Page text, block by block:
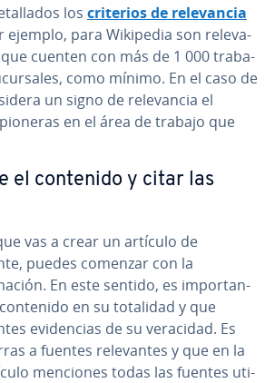
los criterios de re­le­va­n­cia
ejemplo, para Wikipedia son re­le­va­
cuenten con más de 1 000 tra­ba­
como mínimo. En el caso de
un signo de re­le­va­n­cia el
en el área de trabajo que
el contenido y citar las
vas a crear un artículo de
puedes comenzar con la
En este sentido, es im­po­r­ta­n­
en su totalidad y que
evi­de­n­cias de su veracidad. Es
a fuentes re­le­va­n­tes y que en la
menciones todas las fuentes uti­